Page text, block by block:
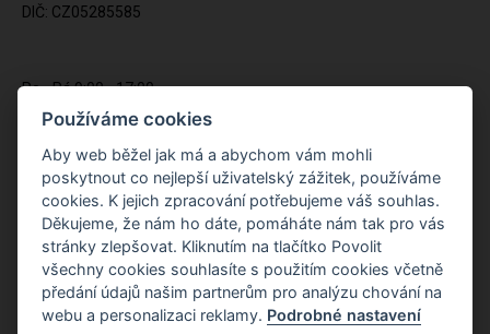
DIČ: CZ05285585
Po - Pá 9:00 - 17:00
(12:00 - 12:30 pauza)
Napište nám kdykoliv!
info@apiso.cz
Používáme cookies
Aby web běžel jak má a abychom vám mohli
poskytnout co nejlepší uživatelský zážitek, používáme
cookies. K jejich zpracování potřebujeme váš souhlas.
Děkujeme, že nám ho dáte, pomáháte nám tak pro vás
stránky zlepšovat. Kliknutím na tlačítko Povolit
všechny cookies souhlasíte s použitím cookies včetně
předání údajů našim partnerům pro analýzu chování na
webu a personalizaci reklamy. Podrobné nastavení